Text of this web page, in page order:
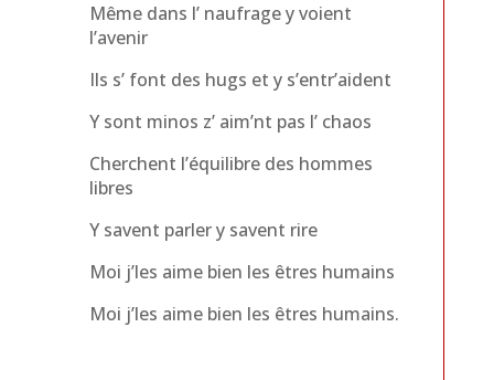
Même dans l’ naufrage y voient
l’avenir
Ils s’ font des hugs et y s’entr’aident
Y sont minos z’ aim’nt pas l’ chaos
Cherchent l’équilibre des hommes
libres
Y savent parler y savent rire
Moi j’les aime bien les êtres humains
Moi j’les aime bien les êtres humains.